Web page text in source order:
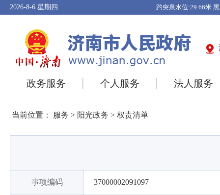
2026-8-6 星期四
政务服务 个人服务 法人服务
当前位置： 服务 > 阳光政务 > 权责清单
事项编码 37000002091097